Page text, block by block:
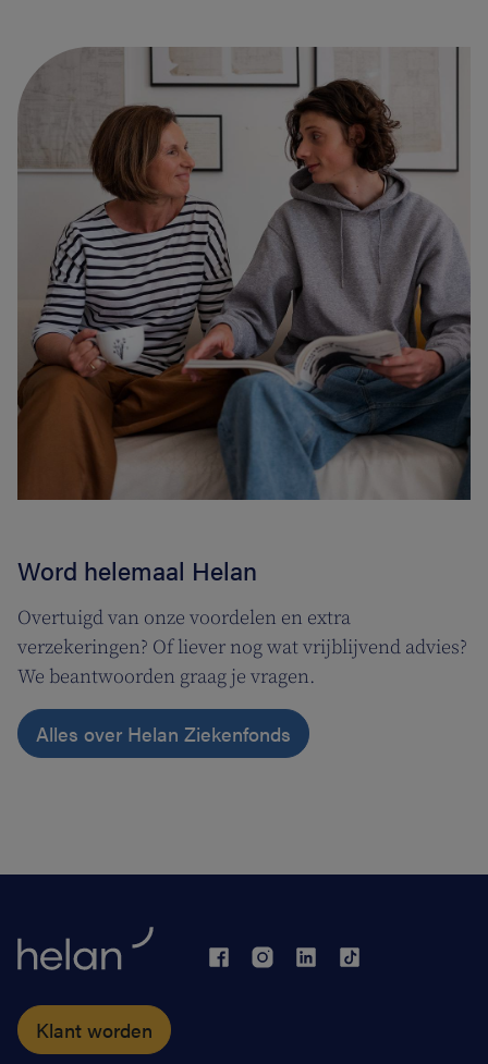
Word helemaal Helan
Overtuigd van onze voordelen en extra
verzekeringen? Of liever nog wat vrijblijvend advies?
We beantwoorden graag je vragen.
Alles over Helan Ziekenfonds
Klant worden